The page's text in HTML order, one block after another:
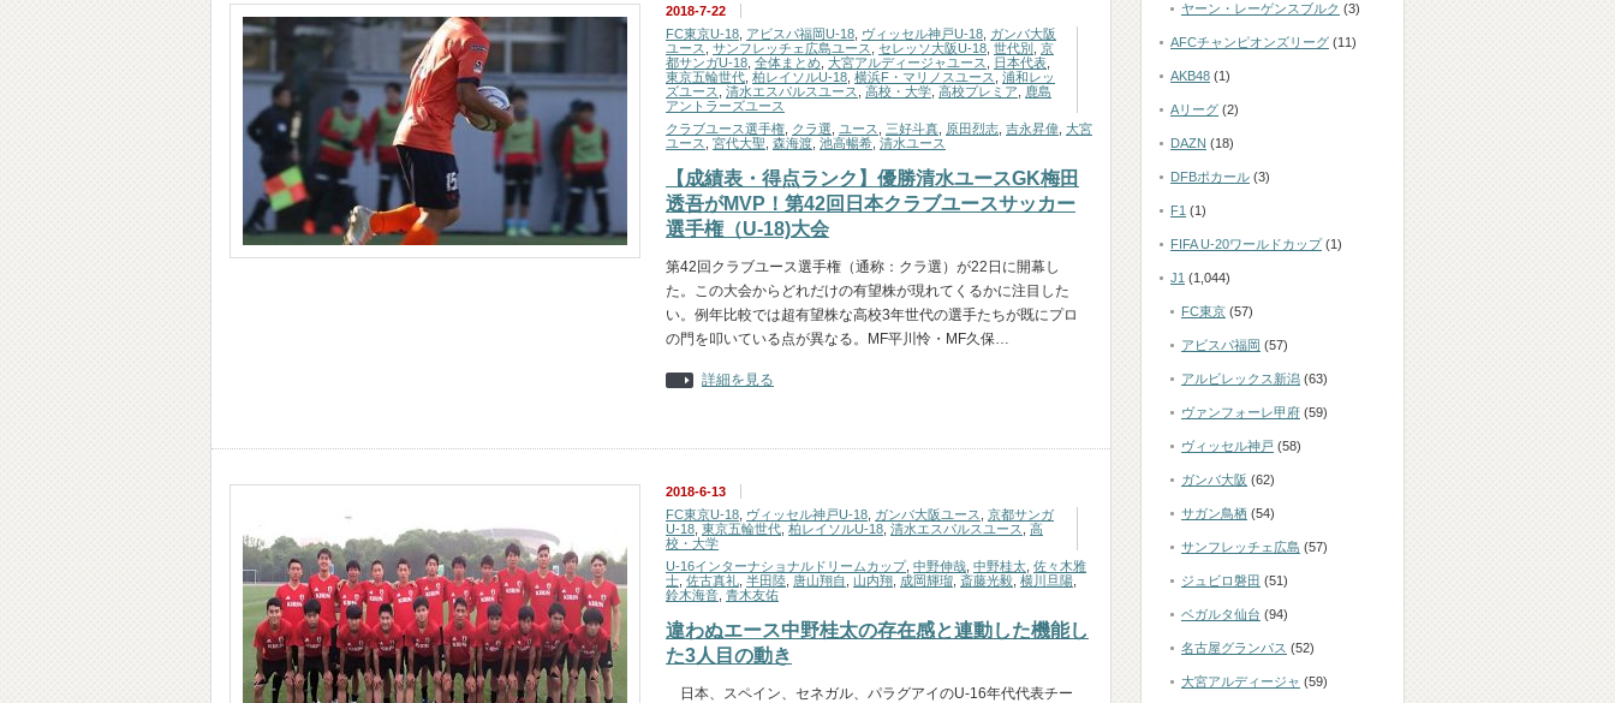
2018-7-22
FC東京U-18 アビスパ福岡U-18 ヴィッセル神戸U-18 ガンバ大阪
ユース
サンフレッチェ広島ユース セレッソ大阪U-18 世代別 京
都サンガU-18 全体まとめ 大宮アルディージャユース 日本代表
東京五輪世代 柏レイソルU-18 横浜F・マリノスユース
浦和レッ
ズユース
清水エスパルスユース 高校・大学 高校プレミア
鹿島
アントラーズユース
クラブユース選手権 クラ選 ユース 三好斗真 原田烈志 吉永昇偉 大宮
ユース
宮代大聖 森海渡 池高暢希 清水ユース
【成績表・得点ランク】優勝清水ユースGK梅田
透吾がMVP！第42回日本クラブユースサッカー
選手権（U-18)大会
第42回クラブユース選手権（通称：クラ選）が22日に開幕し
た。この大会からどれだけの有望株が現れてくるかに注目した
い。例年比較では超有望株な高校3年世代の選手たちが既にプロ
の門を叩いている点が異なる。MF平川怜・MF久保…
詳細を見る
2018-6-13
FC東京U-18 ヴィッセル神戸U-18 ガンバ大阪ユース
京都サンガ
U-18 東京五輪世代 柏レイソルU-18 清水エスパルスユース
高
校・大学
U-16インターナショナルドリームカップ, 中野伸哉 中野桂太 佐々木雅
士 佐古真礼 半田陸 唐山翔自 山内翔 成岡輝瑠 斎藤光毅 横川旦陽
鈴木海音 青木友佑
違わぬエース中野桂太の存在感と連動した機能し
た3人目の動き
日本、スペイン、セネガル、パラグアイのU-16年代代表チー
ヤーン・レーゲンスブルク (3)
AFCチャンピオンズリーグ (11)
AKB48 (1)
Aリーグ (2)
DAZN (18)
DFBポカール (3)
F1 (1)
FIFA U-20ワールドカップ(1)
J1 (1,044)
FC東京 (57)
アビスパ福岡 (57)
アルビレックス新潟 (63)
ヴァンフォーレ甲府 (59)
ヴィッセル神戸 (58)
ガンバ大阪 (62)
サガン鳥栖 (54)
サンフレッチェ広島 (57)
ジュビロ磐田 (51)
ベガルタ仙台 (94)
名古屋グランパス (52)
大宮アルディージャ (59)